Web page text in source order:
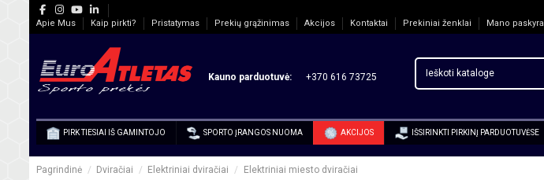
Apie Mus Kaip pirkti? Pristatymas Prekių grąžinimas Akcijos Kontaktai Prekiniai ženklai Mano paskyra
Kauno parduotuvė: +370 616 73725
PIRK TIESIAI IŠ GAMINTOJO SPORTO ĮRANGOS NUOMA AKCIJOS IŠSIRINKTI PIRKINĮ PARDUOTUVĖSE
Pagrindinė Dviračiai Elektriniai dviračiai Elektriniai miesto dviračiai